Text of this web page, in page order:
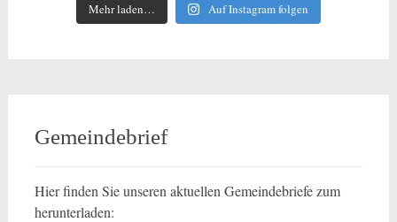
Mehr laden… Auf Instagram folgen
Gemeindebrief
Hier finden Sie unseren aktuellen Gemeindebriefe zum
herunterladen: